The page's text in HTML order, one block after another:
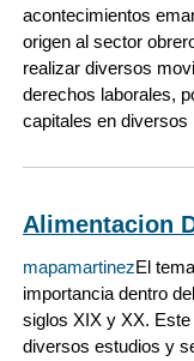
acontecimientos
origen al sector
realizar diversos
derechos laborales,
capitales en
Alimentacion
mapamartinezEl
importancia dentro
siglos XIX y XX.
diversos estudios y